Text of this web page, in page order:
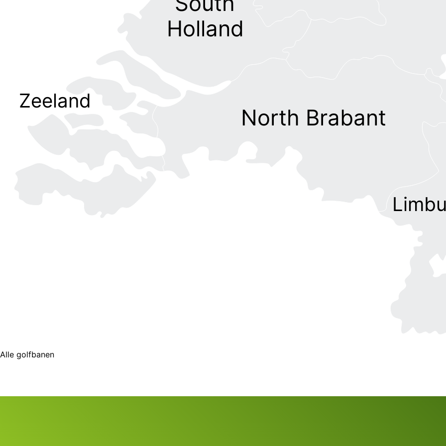
North Brabant
Holland
Zeeland
Alle golfbanen